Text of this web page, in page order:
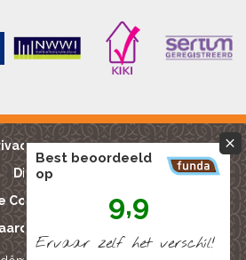
reglement
Disclaimer
Consumentenvoorwaarden
Bouwkundige keuringen
Best beoordeeld
op
9,9
Ervaar zelf het verschíl!